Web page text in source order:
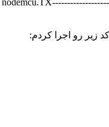
زیر رو اجرا کردم: